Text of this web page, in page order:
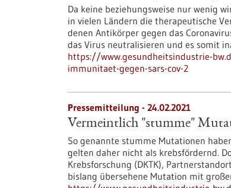
Da keine beziehungsweise nur wenig
in vielen Ländern die therapeutische
denen Antikörper gegen das
das Virus neutralisieren und es somit
https://www.gesundheitsindustrie-
immunitaet-gegen-sars-cov-2
Pressemitteilung - 24.02.2021
Vermeintlich "stumme"
So genannte stumme Mutationen
gelten daher nicht als krebsfördernd.
Krebsforschung (DKTK),
bislang übersehene Mutation mit